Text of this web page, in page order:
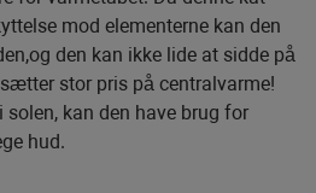
mod elementerne kan den
den kan ikke lide at sidde på
stor pris på centralvarme!
solen, kan den have brug for
hud.